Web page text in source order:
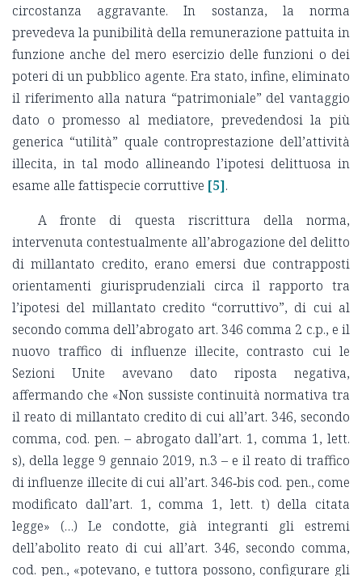
circostanza aggravante. In sostanza, la norma
prevedeva la punibilità della remunerazione pattuita in
funzione anche del mero esercizio delle funzioni o dei
poteri di un pubblico agente. Era stato, infine, eliminato
il riferimento alla natura “patrimoniale” del vantaggio
dato o promesso al mediatore, prevedendosi la più
generica “utilità” quale controprestazione dell’attività
illecita, in tal modo allineando l’ipotesi delittuosa in
esame alle fattispecie corruttive [5].
A fronte di questa riscrittura della norma,
intervenuta contestualmente all’abrogazione del delitto
di millantato credito, erano emersi due contrapposti
orientamenti giurisprudenziali circa il rapporto tra
l’ipotesi del millantato credito “corruttivo”, di cui al
secondo comma dell’abrogato art. 346 comma 2 c.p., e il
nuovo traffico di influenze illecite, contrasto cui le
Sezioni Unite avevano dato riposta negativa,
affermando che «Non sussiste continuità normativa tra
il reato di millantato credito di cui all’art. 346, secondo
comma, cod. pen. – abrogato dall’art. 1, comma 1, lett.
s), della legge 9 gennaio 2019, n.3 – e il reato di traffico
di influenze illecite di cui all’art. 346‑bis cod. pen., come
modificato dall’art. 1, comma 1, lett. t) della citata
legge» (…) Le condotte, già integranti gli estremi
dell’abolito reato di cui all’art. 346, secondo comma,
cod. pen., «potevano, e tuttora possono, configurare gli